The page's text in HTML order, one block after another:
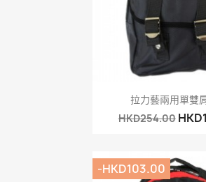
快速查
拉力藝兩用單雙
HKD254.00
-HKD103.00